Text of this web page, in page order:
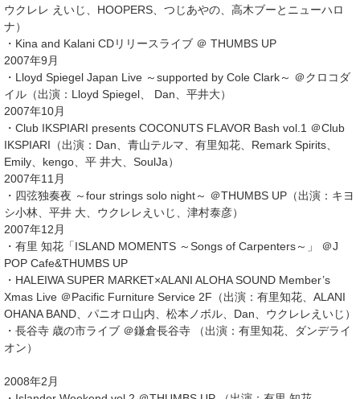
ウクレレ えいじ、HOOPERS、つじあやの、高木ブーとニューハロ
ナ）
・Kina and Kalani CDリリースライブ ＠ THUMBS UP
2007年9月
・Lloyd Spiegel Japan Live ～supported by Cole Clark～ ＠クロコダ
イル（出演：Lloyd Spiegel、 Dan、平井大）
2007年10月
・Club IKSPIARI presents COCONUTS FLAVOR Bash vol.1 ＠Club
IKSPIARI（出演：Dan、青山テルマ、有里知花、Remark Spirits、
Emily、kengo、平 井大、SoulJa）
2007年11月
・四弦独奏夜 ～four strings solo night～ ＠THUMBS UP（出演：キヨ
シ小林、平井 大、ウクレレえいじ、津村泰彦）
2007年12月
・有里 知花「ISLAND MOMENTS ～Songs of Carpenters～」 ＠J
POP Cafe&THUMBS UP
・HALEIWA SUPER MARKET×ALANI ALOHA SOUND Member’s
Xmas Live ＠Pacific Furniture Service 2F（出演：有里知花、ALANI
OHANA BAND、パニオロ山内、松本ノボル、Dan、ウクレレえいじ）
・長谷寺 歳の市ライブ ＠鎌倉長谷寺 （出演：有里知花、ダンデライ
オン）
2008年2月